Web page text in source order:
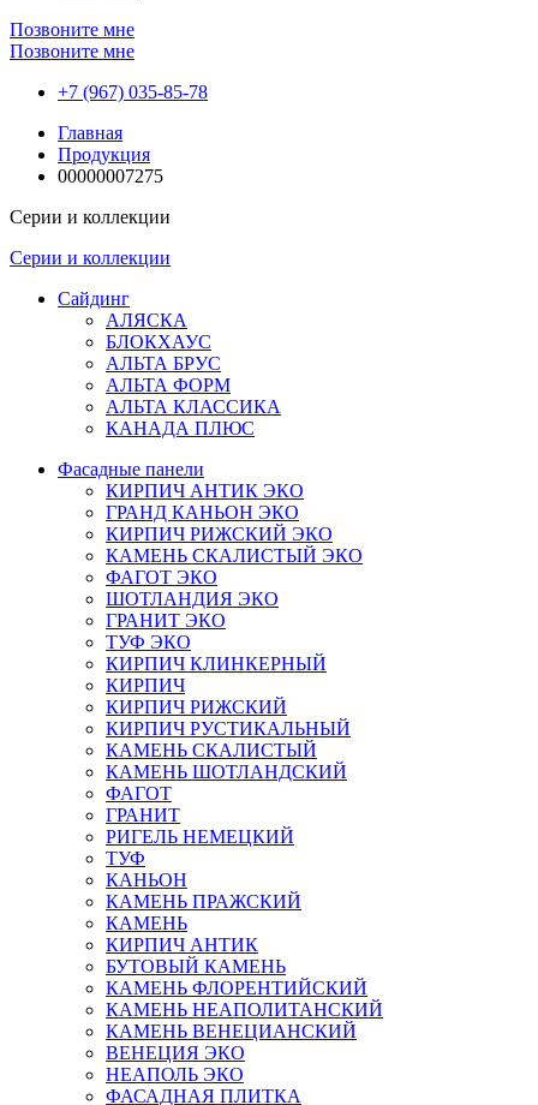
Позвоните мне
Позвоните мне
+7 (967) 035-85-78
Главная
Продукция
00000007275
Серии и коллекции
Серии и коллекции
Сайдинг
АЛЯСКА
БЛОКХАУС
АЛЬТА БРУС
АЛЬТА ФОРМ
АЛЬТА КЛАССИКА
КАНАДА ПЛЮС
Фасадные панели
КИРПИЧ АНТИК ЭКО
ГРАНД КАНЬОН ЭКО
КИРПИЧ РИЖСКИЙ ЭКО
КАМЕНЬ СКАЛИСТЫЙ ЭКО
ФАГОТ ЭКО
ШОТЛАНДИЯ ЭКО
ГРАНИТ ЭКО
ТУФ ЭКО
КИРПИЧ КЛИНКЕРНЫЙ
КИРПИЧ
КИРПИЧ РИЖСКИЙ
КИРПИЧ РУСТИКАЛЬНЫЙ
КАМЕНЬ СКАЛИСТЫЙ
КАМЕНЬ ШОТЛАНДСКИЙ
ФАГОТ
ГРАНИТ
РИГЕЛЬ НЕМЕЦКИЙ
ТУФ
КАНЬОН
КАМЕНЬ ПРАЖСКИЙ
КАМЕНЬ
КИРПИЧ АНТИК
БУТОВЫЙ КАМЕНЬ
КАМЕНЬ ФЛОРЕНТИЙСКИЙ
КАМЕНЬ НЕАПОЛИТАНСКИЙ
КАМЕНЬ ВЕНЕЦИАНСКИЙ
ВЕНЕЦИЯ ЭКО
НЕАПОЛЬ ЭКО
ФАСАДНАЯ ПЛИТКА